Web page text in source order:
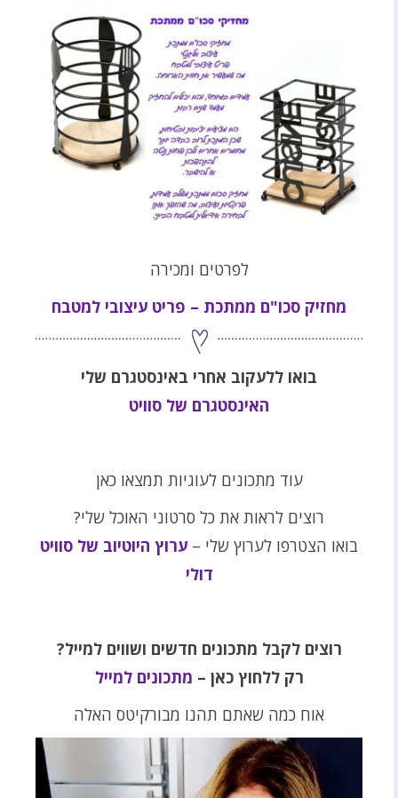
לפרטים ומכירה
מחזיק סכו"ם ממתכת – פריט עיצובי למטבח
בואו ללעקוב אחרי באינסטגרם שלי
האינסטגרם של סוויט
עוד מתכונים לעוגיות תמצאו כאן
רוצים לראות את כל סרטוני האוכל שלי?
בואו הצטרפו לערוץ שלי – ערוץ היוטיוב של סוויט
דולי
רוצים לקבל מתכונים חדשים ושווים למייל?
רק ללחוץ כאן – מתכונים למייל
אוח כמה שאתם תהנו מבורקיטס האלה